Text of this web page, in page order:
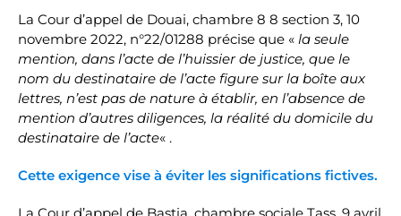
La Cour d’appel de Douai, chambre 8 8 section 3, 10
novembre 2022, n°22/01288 précise que « la seule
mention, dans l’acte de l’huissier de justice, que le
nom du destinataire de l’acte figure sur la boîte aux
lettres, n’est pas de nature à établir, en l’absence de
mention d’autres diligences, la réalité du domicile du
destinataire de l’acte« .
Cette exigence vise à éviter les significations fictives.